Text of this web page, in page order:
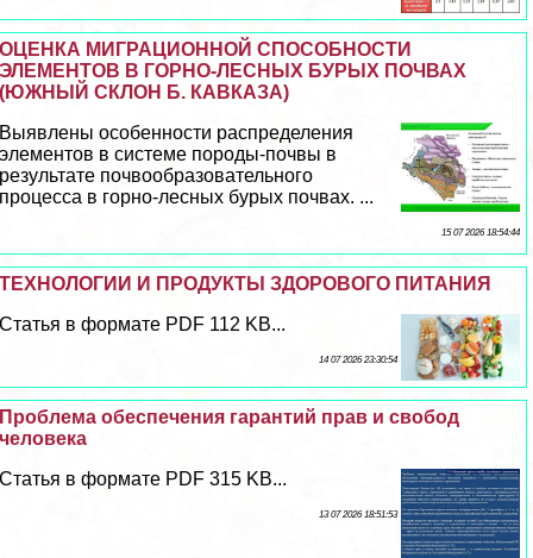
ОЦЕНКА МИГРАЦИОННОЙ СПОСОБНОСТИ
ЭЛЕМЕНТОВ В ГОРНО-ЛЕСНЫХ БУРЫХ ПОЧВАХ
(ЮЖНЫЙ СКЛОН Б. КАВКАЗА)
Выявлены особенности распределения
элементов в системе породы-почвы в
результате почвообразовательного
процесса в горно-лесных бурых почвах. ...
15 07 2026 18:54:44
ТЕХНОЛОГИИ И ПРОДУКТЫ ЗДОРОВОГО ПИТАНИЯ
Статья в формате PDF 112 KB...
14 07 2026 23:30:54
Проблема обеспечения гарантий прав и свобод
человека
Статья в формате PDF 315 KB...
13 07 2026 18:51:53